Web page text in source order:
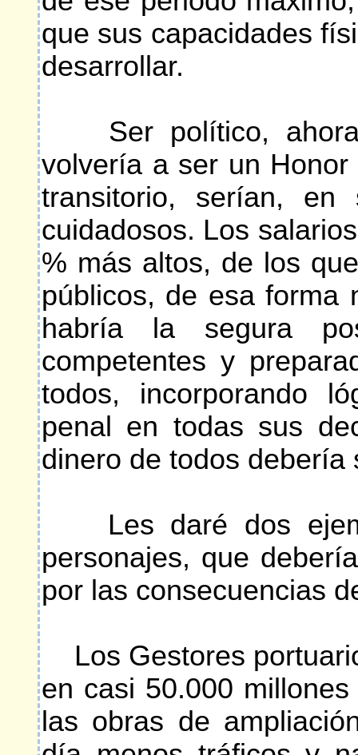
que sus capacidades
desarrollar.
Ser político, ahora
volvería a ser un
transitorio, serían, en
cuidadosos. Los
% más altos, de los
públicos, de esa forma
habría la segura
competentes y
todos, incorporando
penal en todas sus
dinero de todos debería
Les daré dos
personajes, que
por las consecuencias
Los Gestores
en casi 50.000
las obras de